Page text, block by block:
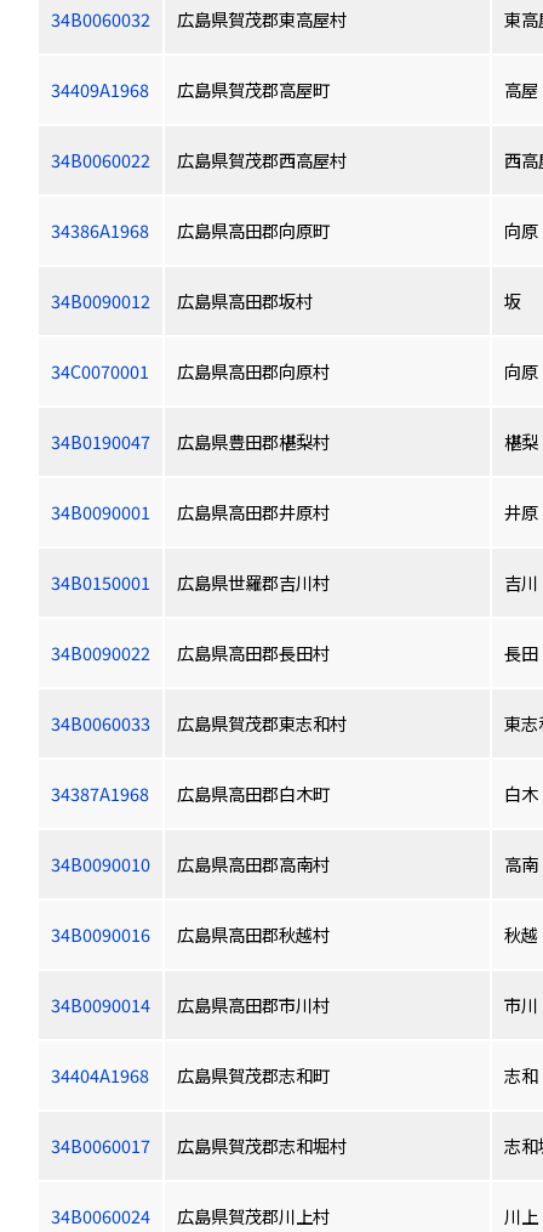
34B0060032 広島県賀茂郡東高屋村 東高
34409A1968 広島県賀茂郡高屋町 高屋
34B0060022 広島県賀茂郡西高屋村 西高
34386A1968 広島県高田郡向原町 向原
34B0090012 広島県高田郡坂村 坂
34C0070001 広島県高田郡向原村 向原
34B0190047 広島県豊田郡椹梨村 椹梨
34B0090001 広島県高田郡井原村 井原
34B0150001 広島県世羅郡吉川村 吉川
34B0090022 広島県高田郡長田村 長田
34B0060033 広島県賀茂郡東志和村 東志
34387A1968 広島県高田郡白木町 白木
34B0090010 広島県高田郡高南村 高南
34B0090016 広島県高田郡秋越村 秋越
34B0090014 広島県高田郡市川村 市川
34404A1968 広島県賀茂郡志和町 志和
34B0060017 広島県賀茂郡志和堀村 志和
34B0060024 広島県賀茂郡川上村 川上